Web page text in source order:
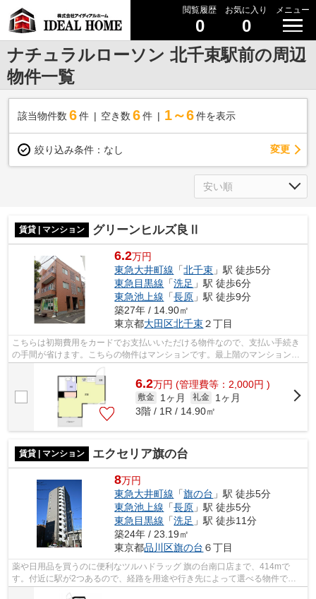
閲覧履歴
0
お気に入り
0
メニュー
ナチュラルローソン 北千束駅前の周辺
物件一覧
該当物件数 6件 空き数 6 件 1～6 件を表示
絞り込み条件： なし 変更
賃貸 | マンション グリーンヒルズ良Ⅱ
6.2万円
東急大井町線 「北千束 」駅 徒歩5分
東急目黒線 「洗足 」駅 徒歩6分
東急池上線 「長原 」駅 徒歩9分
築27年 / 14.90㎡
東京都大田区北千束２丁目
こちらは初期費用をカードでお支払いいただける物件なので、支払い手続き
の手間が省けます。こちらの物件はマンションです。最上階のマンションで
す。徒歩5分で駅にアクセスできる物件...
6.2万円 (管理費等：2,000円 )
敷金 1ヶ月 礼金
1ヶ月
3階 / 1R / 14.90㎡
賃貸 | マンション エクセリア旗の台
8万円
東急大井町線 「旗の台 」駅 徒歩5分
東急池上線 「長原 」駅 徒歩5分
東急目黒線 「洗足 」駅 徒歩11分
築24年 / 23.19㎡
東京都品川区旗の台 ６丁目
薬や日用品を買うのに便利なツルハドラッグ 旗の台南口店まで、414mで
す。付近に駅が2つあるので、経路を用途や行き先によって選べる物件で
す。こちらの物件はマンションです。駅まで...